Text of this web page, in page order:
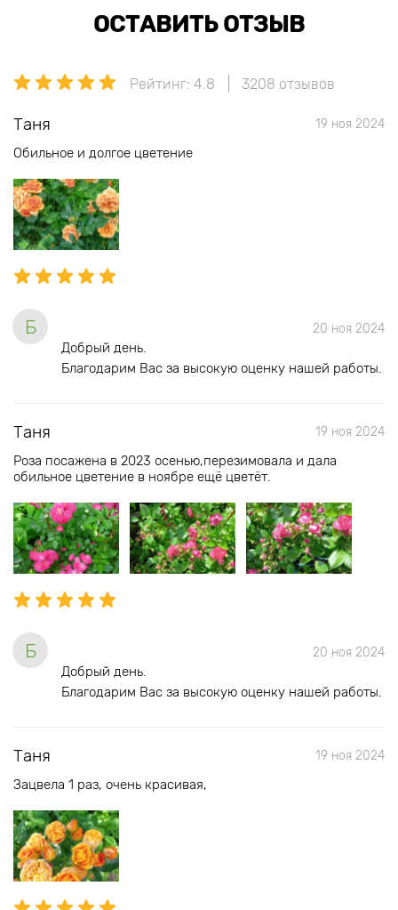
ОСТАВИТЬ ОТЗЫВ
Рейтинг: 4.8 3208 отзывов
Таня 19 ноя 2024
Обильное и долгое цветение
Б 20 ноя 2024
Добрый день.
Благодарим Вас за высокую оценку нашей работы.
Таня 19 ноя 2024
Роза посажена в 2023 осенью,перезимовала и дала
обильное цветение в ноябре ещё цветёт.
Б 20 ноя 2024
Добрый день.
Благодарим Вас за высокую оценку нашей работы.
Таня 19 ноя 2024
Зацвела 1 раз, очень красивая,